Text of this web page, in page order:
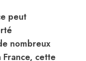
peut
nombreux
cette